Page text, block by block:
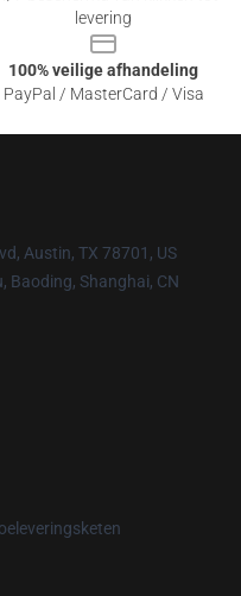
levering
100% veilige afhandeling
PayPal / MasterCard / Visa
Austin, TX 78701, US
Baoding, Shanghai, CN